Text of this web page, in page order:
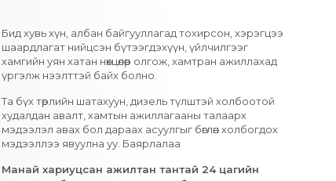
Бид хувь хүн, албан байгууллагад тохирсон, хэрэгцээ
шаардлагат нийцсэн бүтээгдэхүүн, үйлчилгээг
хамгийн уян хатан нөхцөлөөр олгож, хамтран ажиллахад
үргэлж нээлттэй байх болно.
Та бүх төрлийн шатахуун, дизель түлштэй холбоотой
худалдан авалт, хамтын ажиллагааны талаарх
мэдээлэл авах бол дараах асуулгыг бөглөн холбогдох
мэдээллээ явуулна уу. Баярлалаа
Манай хариуцсан ажилтан тантай 24 цагийн